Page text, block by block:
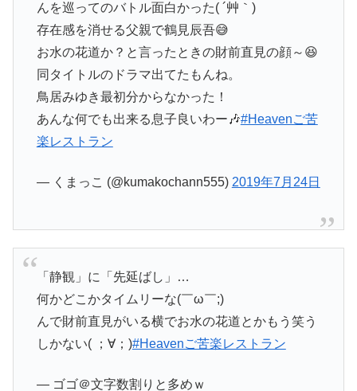
んを巡ってのバトル面白かった( ´艸｀)
存在感を消せる父親で鶴見辰吾😅
お水の花道か？と言ったときの財前直見の顔～😆
同タイトルのドラマ出てたもんね。
鳥居みゆき最初分からなかった！
あんな何でも出来る息子良いわー🎶#Heavenご苦
楽レストラン
— くまっこ (@kumakochann555) 2019年7月24日
「静観」に「先延ばし」…
何かどこかタイムリーな(￣ω￣;)
んで財前直見がいる横でお水の花道とかもう笑う
しかない( ；∀；)#Heavenご苦楽レストラン
— ゴゴ＠文字数割りと多めｗ